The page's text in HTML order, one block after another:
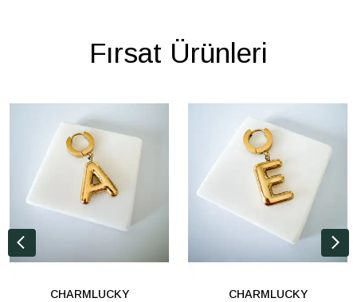
Fırsat Ürünleri
CHARMLUCKY CHARMLUCKY